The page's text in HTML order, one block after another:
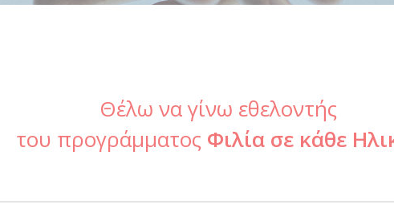
Θέλω να γίνω εθελοντής
του προγράμματος Φιλία σε κάθε